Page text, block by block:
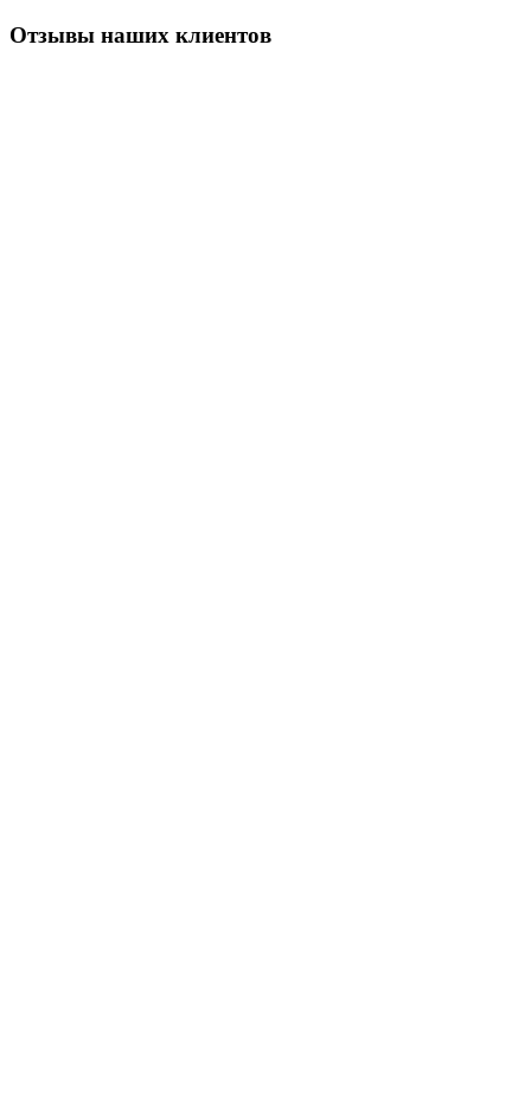
Отзывы наших клиентов